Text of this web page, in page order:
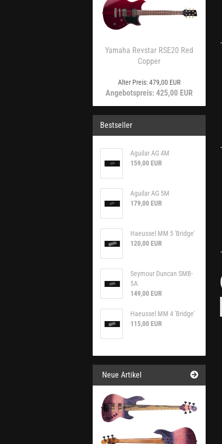
Yamaha Revstar RSE20 Red
Copper
Alter Preis: 479,00 EUR
Angebotspreis: 425,00 EUR
Bestseller
Aguilar AG 4M
159,00 EUR
Aguilar AG 5M
179,00 EUR
Haeussel MM 5 'Bridge'
120,00 EUR
Seymour Duncan SMB-
5A
149,00 EUR
Haeussel MM 4 'Bridge'
115,00 EUR
Neue Artikel